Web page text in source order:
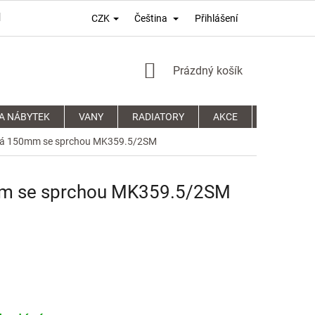
PODMÍNKY OCHRANY OSOBNÍCH ÚDAJŮ REKLAMAČNÍ ŘÁD
CZK Čeština Přihlášení
NÁKUPNÍ
Prázdný košík
NÁBYTEK VANY RADIATORY AKCE
150mm se sprchou MK359.5/2SM
se sprchou MK359.5/2SM